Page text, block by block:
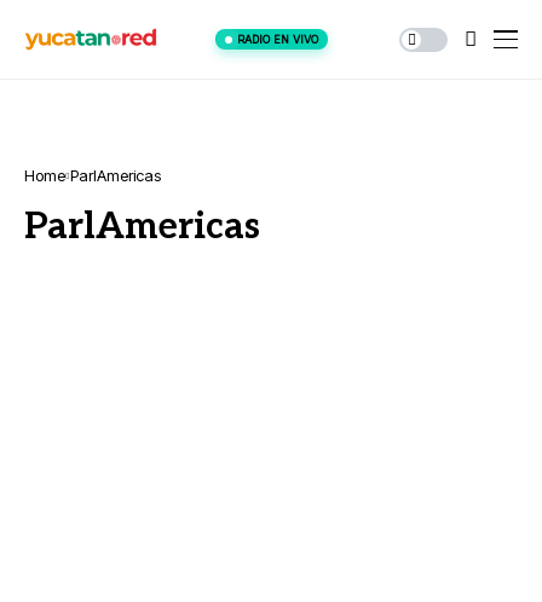
RADIO EN VIVO
Home ParlAmericas
ParlAmericas